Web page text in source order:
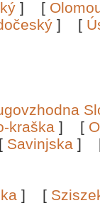
] [
] [
kraška ] [
[ Savinjska ]
] [